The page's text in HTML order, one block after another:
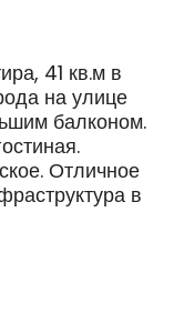
41 кв.м в
на улице
балконом.
Отличное
в